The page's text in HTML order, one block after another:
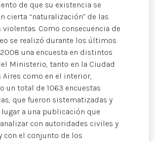
de que su existencia se
cierta “naturalización” de las
violentas. Como consecuencia de
se realizó durante los últimos
una encuesta en distintos
Ministerio, tanto en la Ciudad
Aires como en el interior,
un total de 1063 encuestas
que fueron sistematizadas y
lugar a una publicación que
con autoridades civiles y
con el conjunto de los